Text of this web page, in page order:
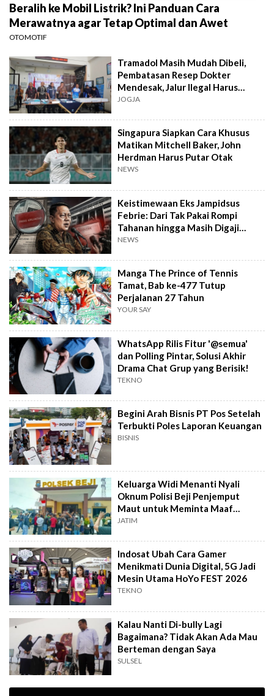
Beralih ke Mobil Listrik? Ini Panduan Cara
Merawatnya agar Tetap Optimal dan Awet
OTOMOTIF
Tramadol Masih Mudah Dibeli,
Pembatasan Resep Dokter
Mendesak, Jalur Ilegal Harus
Distop
JOGJA
Singapura Siapkan Cara Khusus
Matikan Mitchell Baker, John
Herdman Harus Putar Otak
NEWS
Keistimewaan Eks Jampidsus
Febrie: Dari Tak Pakai Rompi
Tahanan hingga Masih Digaji
Negara
NEWS
Manga The Prince of Tennis
Tamat, Bab ke-477 Tutup
Perjalanan 27 Tahun
YOUR SAY
WhatsApp Rilis Fitur '@semua'
dan Polling Pintar, Solusi Akhir
Drama Chat Grup yang Berisik!
TEKNO
Begini Arah Bisnis PT Pos Setelah
Terbukti Poles Laporan Keuangan
BISNIS
Keluarga Widi Menanti Nyali
Oknum Polisi Beji Penjemput
Maut untuk Meminta Maaf
Langsung
JATIM
Indosat Ubah Cara Gamer
Menikmati Dunia Digital, 5G Jadi
Mesin Utama HoYo FEST 2026
TEKNO
Kalau Nanti Di-bully Lagi
Bagaimana? Tidak Akan Ada Mau
Berteman dengan Saya
SULSEL